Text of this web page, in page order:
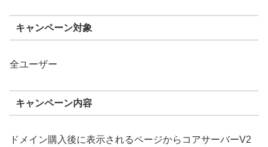
キャンペーン対象
全ユーザー
キャンペーン内容
ドメイン購入後に表示されるページからコアサーバーV2